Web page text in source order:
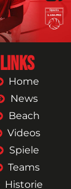
Links
Home
News
Beach
Videos
Spiele
Teams
Historie